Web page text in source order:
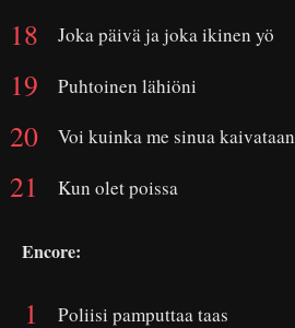
Joka päivä ja joka ikinen yö
Puhtoinen lähiöni
Voi kuinka me sinua kaivataan
Kun olet poissa
Encore:
Poliisi pamputtaa taas